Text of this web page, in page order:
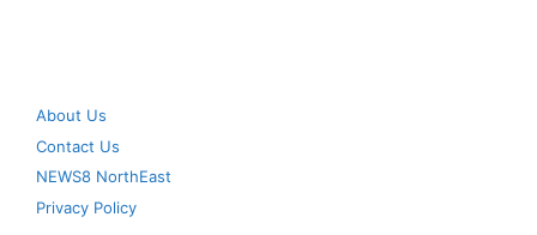
About Us
Contact Us
NEWS8 NorthEast
Privacy Policy